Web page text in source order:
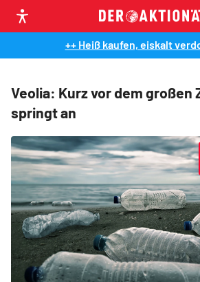
++ Heiß kaufen, eiskalt
Veolia: Kurz vor dem großen
springt an